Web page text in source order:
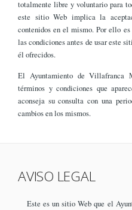
totalmente libre y voluntario para
este sitio Web implica la
contenidos en el mismo. Por ello
las condiciones antes de usar este
él ofrecidos.
El Ayuntamiento de Villafranca
términos y condiciones que
aconseja su consulta con una
cambios en los mismos.
AVISO LEGAL
Este es un sitio Web que el